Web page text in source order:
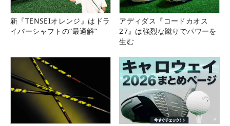
新『TENSEIオレンジ』はドラ
イバーシャフトの“最適解”
アディダス『コードカオス
27』は強烈な蹴りでパワーを
生む